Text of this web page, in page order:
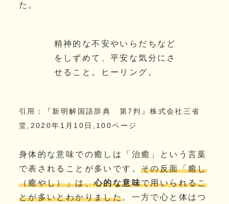
た。
精神的な不安やいらだちなど
をしずめて、平安な気分にさ
せること。ヒーリング。
引用：『新明解国語辞典 第7判』株式会社三省
堂,2020年1月10日,100ページ
身体的な意味での癒しは「治癒」という言葉
で表されることが多いです。 その反面「癒し
（癒やし）」は、心的な意味で用いられるこ
とが多いとわかりました。一方で心と体はつ